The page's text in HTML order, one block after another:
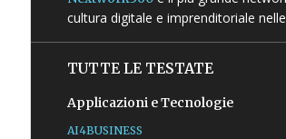
cultura digitale e imprenditoriale
TUTTE LE TESTATE
Applicazioni e Tecnologie
AI4BUSINESS